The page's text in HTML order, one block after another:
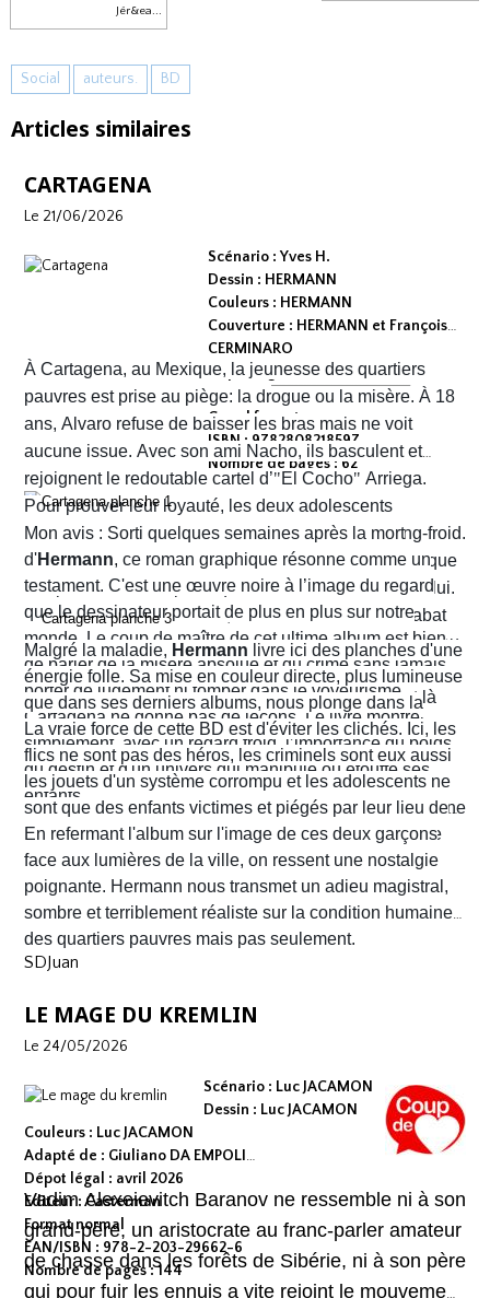
Jér&ea...
Social auteurs. BD
Articles similaires
CARTAGENA
Le 21/06/2026
Scénario : Yves H.
Dessin : HERMANN
Couleurs : HERMANN
Couverture : HERMANN et François
CERMINARO
Dépot légal : avril 2026
Editeur :
Grand format
ISBN : 9782808218597
Nombre de pages : 62
À Cartagena, au Mexique, la jeunesse des quartiers
pauvres est prise au piège: la drogue ou la misère. À 18
ans, Alvaro refuse de baisser les bras mais ne voit
aucune issue. Avec son ami Nacho, ils basculent et
rejoignent le redoutable cartel d’"El Cocho" Arriega.
Pour prouver leur loyauté, les deux adolescents
reçoivent l'ordre d'exécuter des prisonniers de sang-froid.
Alvaro hésite, tremble mais en proie à une peur panique
finit par obéir. Cela provoque aussitôt un déclic chez lui.
Dans un sursaut de survie, il retourne son arme et abat
l’un des chefs du gang local qui n’est autre que le neveu
d’Arriega. Devenus des hommes à abattre, Alvaro et
Nacho s'enfuient vers la frontière américaine. C’est là
qu’ils vont croiser, Félix Garzon, un flic quadragénaire
fatigué qui les regarde courir…
Mon avis : Sorti quelques semaines après la mort
d'Hermann, ce roman graphique résonne comme un
testament. C'est une œuvre noire à l’image du regard
que le dessinateur portait de plus en plus sur notre
monde. Le coup de maître de cet ultime album est bien
de parler de la misère absolue et du crime sans jamais
porter de jugement ni tomber dans le voyeurisme.
Cartagena ne donne pas de leçons. Le livre montre
simplement, avec un regard froid, l’importance du poids
du destin et d'un univers qui manipule ou étouffe ses
enfants.
Malgré la maladie, Hermann livre ici des planches d'une
énergie folle. Sa mise en couleur directe, plus lumineuse
que dans ses derniers albums, nous plonge dans la
poussière et la sueur comme lui seul savait les
transmettre. On y retrouve ses fameux visages fatigués
aux mâchoires carrées portant en eux toute la détresse
ou la noirceur du monde. Le scénario d' Yves H. est d'une
fluidité exemplaire. On est emporté dans une aventure
mêlant road trip étouffant, récit existentiel et course
contre la montre où chaque case souligne l'urgence de
survivre.
La vraie force de cette BD est d'éviter les clichés. Ici, les
flics ne sont pas des héros, les criminels sont eux aussi
les jouets d'un système corrompu et les adolescents ne
sont que des enfants victimes et piégés par leur lieu de
naissance.
En refermant l'album sur l'image de ces deux garçons
face aux lumières de la ville, on ressent une nostalgie
poignante. Hermann nous transmet un adieu magistral,
sombre et terriblement réaliste sur la condition humaine
des quartiers pauvres mais pas seulement.
SDJuan
LE MAGE DU KREMLIN
Le 24/05/2026
Scénario : Luc JACAMON
Dessin : Luc JACAMON
Couleurs : Luc JACAMON
Adapté de : Giuliano DA EMPOLI
Dépot légal : avril 2026
Editeur : Casterman
Format normal
EAN/ISBN : 978-2-203-29662-6
Nombre de pages : 144
Vadim Alexeievitch Baranov ne ressemble ni à son
grand-père, un aristocrate au franc-parler amateur
de chasse dans les forêts de Sibérie, ni à son père
qui pour fuir les ennuis a vite rejoint le mouvement